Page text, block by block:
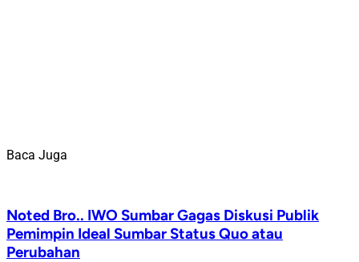
Baca Juga
Noted Bro.. IWO Sumbar Gagas Diskusi Publik
Pemimpin Ideal Sumbar Status Quo atau
Perubahan